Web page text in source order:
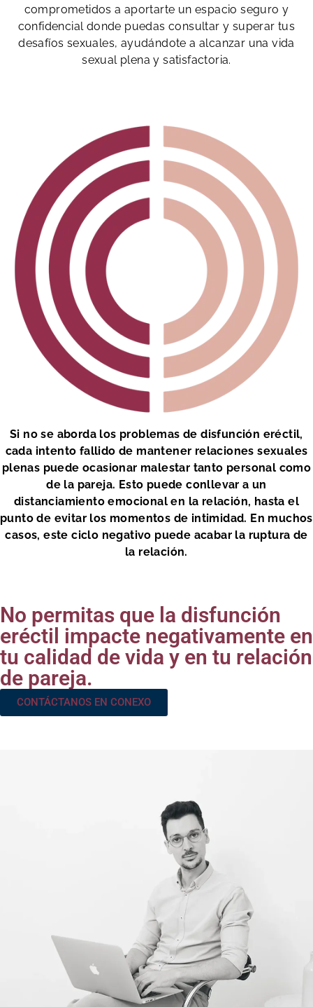
comprometidos a aportarte un espacio seguro y
confidencial donde puedas consultar y superar tus
desafíos sexuales, ayudándote a alcanzar una vida
sexual plena y satisfactoria.
Si no se aborda los problemas de disfunción eréctil,
cada intento fallido de mantener relaciones sexuales
plenas puede ocasionar malestar tanto personal como
de la pareja. Esto puede conllevar a un
distanciamiento emocional en la relación, hasta el
punto de evitar los momentos de intimidad. En muchos
casos, este ciclo negativo puede acabar la ruptura de
la relación.
No permitas que la disfunción
eréctil impacte negativamente en
tu calidad de vida y en tu relación
de pareja.
CONTÁCTANOS EN CONEXO